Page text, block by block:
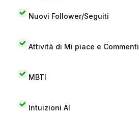
Nuovi Follower/Seguiti
Attività di Mi piace e Commenti
MBTI
Intuizioni AI